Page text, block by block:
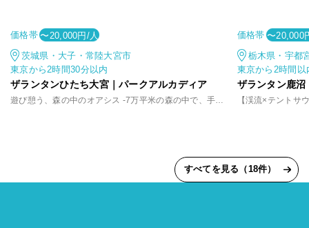
価格帯 〜20,000円/人
茨城県・大子・常陸大宮市
東京から2時間30分以内
ザランタンひたち大宮｜パークアルカディア
遊び憩う、森の中のオアシス -7万平米の森の中で、手軽に味わうアウトドア体験
価格帯 〜20,000
栃木県・宇都
東京から2時間以
ザランタン鹿沼
すべてを見る（18件）